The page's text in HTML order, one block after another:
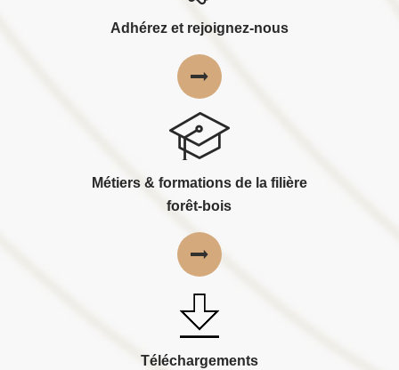
Adhérez et rejoignez-nous
Métiers & formations de la filière
forêt-bois
Téléchargements